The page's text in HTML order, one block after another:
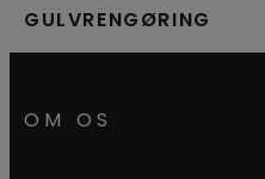
GULVRENGØRING
OM OS